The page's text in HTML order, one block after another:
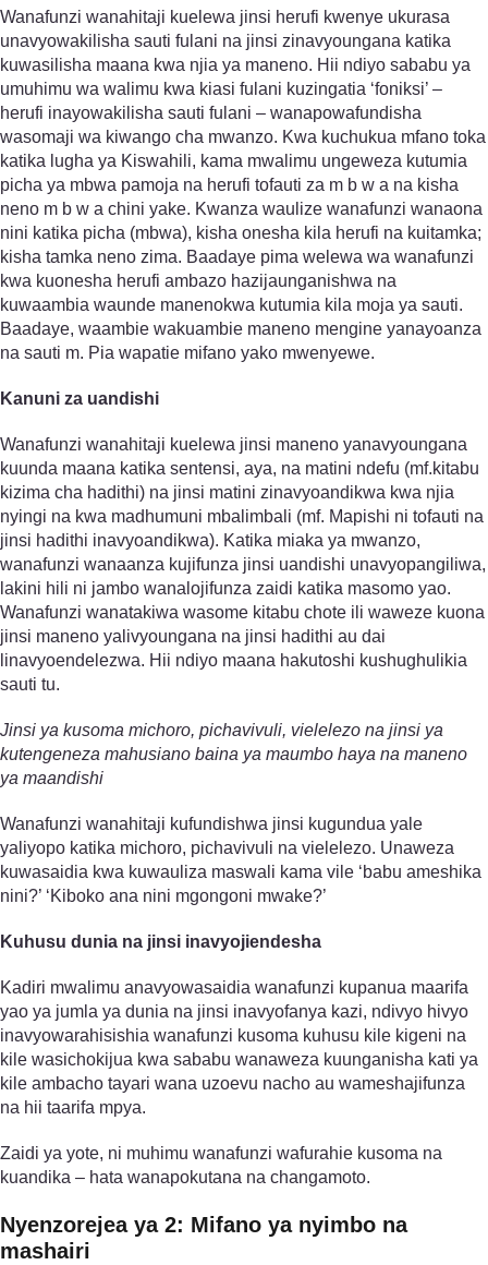
Wanafunzi wanahitaji kuelewa jinsi herufi kwenye ukurasa
unavyowakilisha sauti fulani na jinsi zinavyoungana katika
kuwasilisha maana kwa njia ya maneno. Hii ndiyo sababu ya
umuhimu wa walimu kwa kiasi fulani kuzingatia ‘foniksi’ –
herufi inayowakilisha sauti fulani – wanapowafundisha
wasomaji wa kiwango cha mwanzo. Kwa kuchukua mfano toka
katika lugha ya Kiswahili, kama mwalimu ungeweza kutumia
picha ya mbwa pamoja na herufi tofauti za m b w a na kisha
neno m b w a chini yake. Kwanza waulize wanafunzi wanaona
nini katika picha (mbwa), kisha onesha kila herufi na kuitamka;
kisha tamka neno zima. Baadaye pima welewa wa wanafunzi
kwa kuonesha herufi ambazo hazijaunganishwa na
kuwaambia waunde manenokwa kutumia kila moja ya sauti.
Baadaye, waambie wakuambie maneno mengine yanayoanza
na sauti m. Pia wapatie mifano yako mwenyewe.
Kanuni za uandishi
Wanafunzi wanahitaji kuelewa jinsi maneno yanavyoungana
kuunda maana katika sentensi, aya, na matini ndefu (mf.kitabu
kizima cha hadithi) na jinsi matini zinavyoandikwa kwa njia
nyingi na kwa madhumuni mbalimbali (mf. Mapishi ni tofauti na
jinsi hadithi inavyoandikwa). Katika miaka ya mwanzo,
wanafunzi wanaanza kujifunza jinsi uandishi unavyopangiliwa,
lakini hili ni jambo wanalojifunza zaidi katika masomo yao.
Wanafunzi wanatakiwa wasome kitabu chote ili waweze kuona
jinsi maneno yalivyoungana na jinsi hadithi au dai
linavyoendelezwa. Hii ndiyo maana hakutoshi kushughulikia
sauti tu.
Jinsi ya kusoma michoro, picha­vivuli, vielelezo na jinsi ya
kutengeneza mahusiano baina ya maumbo haya na maneno
ya maandishi
Wanafunzi wanahitaji kufundishwa jinsi kugundua yale
yaliyopo katika michoro, picha­vivuli na vielelezo. Unaweza
kuwasaidia kwa kuwauliza maswali kama vile ‘babu ameshika
nini?’ ‘Kiboko ana nini mgongoni mwake?’
Kuhusu dunia na jinsi inavyojiendesha
Kadiri mwalimu anavyowasaidia wanafunzi kupanua maarifa
yao ya jumla ya dunia na jinsi inavyofanya kazi, ndivyo hivyo
inavyowarahisishia wanafunzi kusoma kuhusu kile kigeni na
kile wasichokijua kwa sababu wanaweza kuunganisha kati ya
kile ambacho tayari wana uzoevu nacho au wameshajifunza
na hii taarifa mpya.
Zaidi ya yote, ni muhimu wanafunzi wafurahie kusoma na
kuandika – hata wanapokutana na changamoto.
Nyenzo­rejea ya 2: Mifano ya nyimbo na
mashairi